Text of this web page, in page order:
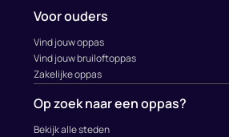
Voor ouders
Vind jouw oppas
Vind jouw bruiloftoppas
Zakelijke oppas
Op zoek naar een oppas?
Bekijk alle steden